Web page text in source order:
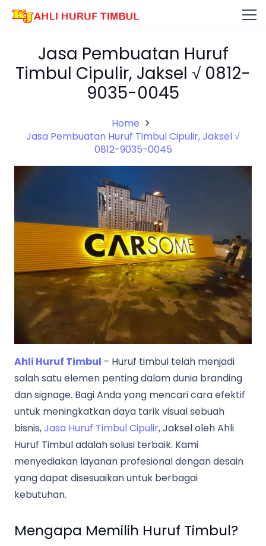
Jasa Pembuatan Huruf
Timbul Cipulir, Jaksel √ 0812-
9035-0045
Home
Jasa Pembuatan Huruf Timbul Cipulir, Jaksel √
0812-9035-0045
Ahli Huruf Timbul – Huruf timbul telah menjadi
salah satu elemen penting dalam dunia branding
dan signage. Bagi Anda yang mencari cara efektif
untuk meningkatkan daya tarik visual sebuah
bisnis,Jasa Huruf Timbul Cipulir, Jaksel oleh Ahli
Huruf Timbul adalah solusi terbaik. Kami
menyediakan layanan profesional dengan desain
yang dapat disesuaikan untuk berbagai
kebutuhan.
Mengapa Memilih Huruf Timbul?